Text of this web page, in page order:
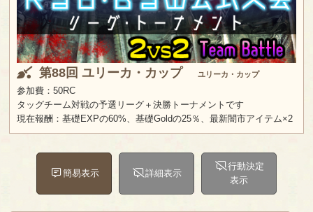
第88回 ユリーカ・カップ ユリーカ・カップ
参加費：50RC
タッグチーム対戦の予選リーグ＋決勝トーナメントです
現在報酬：基礎EXPの60%、基礎Goldの25％、最新闇市アイテム×2
簡易表示 詳細表示
行動決定
表示